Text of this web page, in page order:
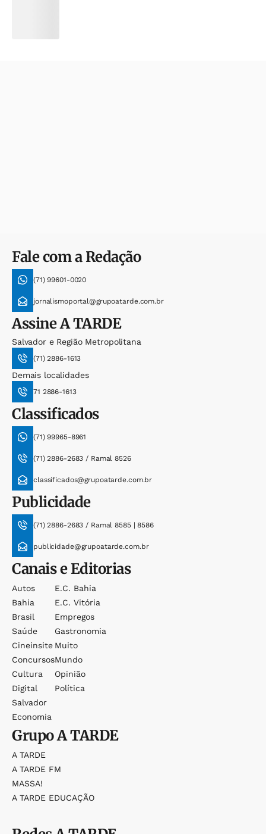
Fale com a Redação
(71) 99601-0020
jornalismoportal@grupoatarde.com.br
AssineA TARDE
Salvador e Região Metropolitana
(71) 2886-1613
Demais localidades
71 2886-1613
Classificados
(71) 99965-8961
(71) 2886-2683 / Ramal 8526
classificados@grupoatarde.com.br
Publicidade
(71) 2886-2683 / Ramal 8585 | 8586
publicidade@grupoatarde.com.br
Canais e Editorias
Autos
Bahia
Brasil
Saúde
Cineinsite
Concursos
Cultura
Digital
Salvador
Economia
E.c. Bahia
E.c. Vitória
Empregos
Gastronomia
Muito
Mundo
Opinião
Política
GrupoA TARDE
A TARDE
A TARDE FM
MASSA!
A TARDE EDUCAÇÃO